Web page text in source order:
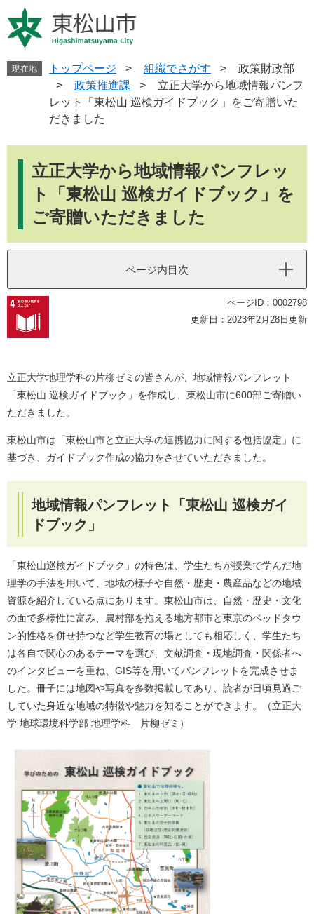
ー
ジ
ニ
ュ
現在地 トップページ > 組織でさがす >
政策財政部
>
政策推進課 >
立正大学から地域情報パンフ
レット「東松山 巡検ガイドブック」をご寄贈いた
だきました
立正大学から地域情報パンフレッ
ト「東松山 巡検ガイドブック」を
ご寄贈いただきました
ページ内目次
ページID：0002798
更新日：2023年2月28日更新
立正大学地理学科の片柳ゼミの皆さんが、地域情報パンフレット
「東松山 巡検ガイドブック」を作成し、東松山市に600部ご寄贈い
ただきました。
東松山市は「東松山市と立正大学の連携協力に関する包括協定」に
基づき、ガイドブック作成の協力をさせていただきました。
地域情報パンフレット「東松山 巡検ガイ
ドブック」
「東松山巡検ガイドブック」の特色は、学生たちが授業で学んだ地
理学の手法を用いて、地域の様子や自然・歴史・農産品などの地域
資源を紹介している点にあります。東松山市は、自然・歴史・文化
の面で多様性に富み、農村部を抱える地方都市と東京のベッドタウ
ン的性格を併せ持つなど学生教育の場としても相応しく、学生たち
は各自で関心のあるテーマを選び、文献調査・現地調査・関係者へ
のインタビューを重ね、GIS等を用いてパンフレットを完成させま
した。冊子には地図や写真を多数掲載してあり、読者が日頃見過ご
していた身近な地域の特徴や魅力を知ることができます。（立正大
学 地球環境科学部 地理学科 片柳ゼミ）